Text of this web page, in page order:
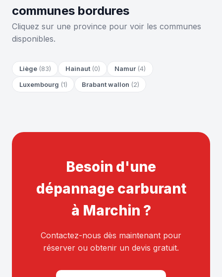
communes bordures
Cliquez sur une province pour voir les communes
disponibles.
Liège (83) Hainaut (0) Namur (4)
Luxembourg (1) Brabant wallon (2)
Besoin d'une
dépannage carburant
à Marchin ?
Contactez-nous dès maintenant pour
réserver ou obtenir un devis gratuit.